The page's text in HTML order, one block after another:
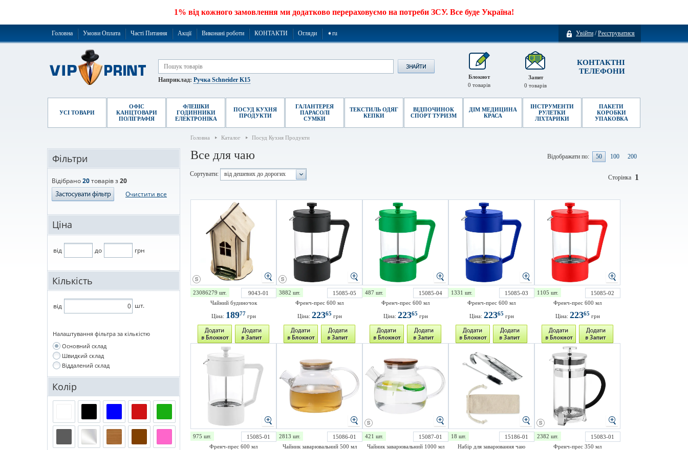
1% від кожного замовлення ми додатково перераховуємо на потреби ЗСУ. Все буде Україна!
Увійти /Реєструватися
Головна Умови Оплата Часті Питання Акції Виконані роботи КОНТАКТИ Огляди ➧ru
КОНТАКТНІ
ТЕЛЕФОНИ
Запит
0 товарів
Наприклад: Ручка Schneider K15
Блокнот
0 товарів
УСІ ТОВАРИ
ОФІС
КАНЦТОВАРИ
ПОЛІГРАФІЯ
ФЛЕШКИ
ГОДИННИКИ
ЕЛЕКТРОНІКА
ПОСУД КУХНЯ
ПРОДУКТИ
ГАЛАНТЕРЕЯ
ПАРАСОЛІ
СУМКИ
ТЕКСТИЛЬ ОДЯГ
КЕПКИ
ВІДПОЧИНОК
СПОРТ ТУРИЗМ
ДІМ МЕДИЦИНА
КРАСА
ІНСТРУМЕНТИ
РУЛЕТКИ
ЛІХТАРИКИ
ПАКЕТИ
КОРОБКИ
УПАКОВКА
Головна Каталог Посуд Кухня Продукти
Фільтри
Відібрано20товарів з20
Очистити все
Ціна
від до грн
Кількість
від шт.
Налаштування фільтра за кількістю
Основний склад
Швидкий склад
Віддалений склад
Колір
Все для чаю Відображати по: 50 100 200
Сортувати: від дешевих до дорогих 1
Сторінка
23086279 шт.
9043-01
Чайний будиночок
Ціна: 18977 грн
3882 шт.
15085-05
Френч-прес 600 мл
Ціна: 22365 грн
487 шт.
15085-04
Френч-прес 600 мл
Ціна: 22365 грн
1331 шт.
15085-03
Френч-прес 600 мл
Ціна: 22365 грн
1105 шт.
15085-02
Френч-прес 600 мл
Ціна: 22365 грн
975 шт.
15085-01
Френч-прес 600 мл
2813 шт.
15086-01
Чайник заварювальний 500 мл
421 шт.
15087-01
Чайник заварювальний 1000 мл
18 шт.
15186-01
Набір для заварювання чаю
2382 шт.
15083-01
Френч-прес 350 мл